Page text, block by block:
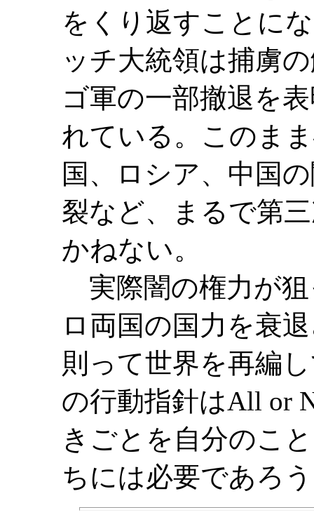
をくり返すことに
ッチ大統領は捕虜
ゴ軍の一部撤退を
れている。このま
国、ロシア、中国
裂など、まるで第
かねない。
実際闇の権力が
ロ両国の国力を衰
則って世界を再編
の行動指針はAll or
きごとを自分のこ
ちには必要であろ